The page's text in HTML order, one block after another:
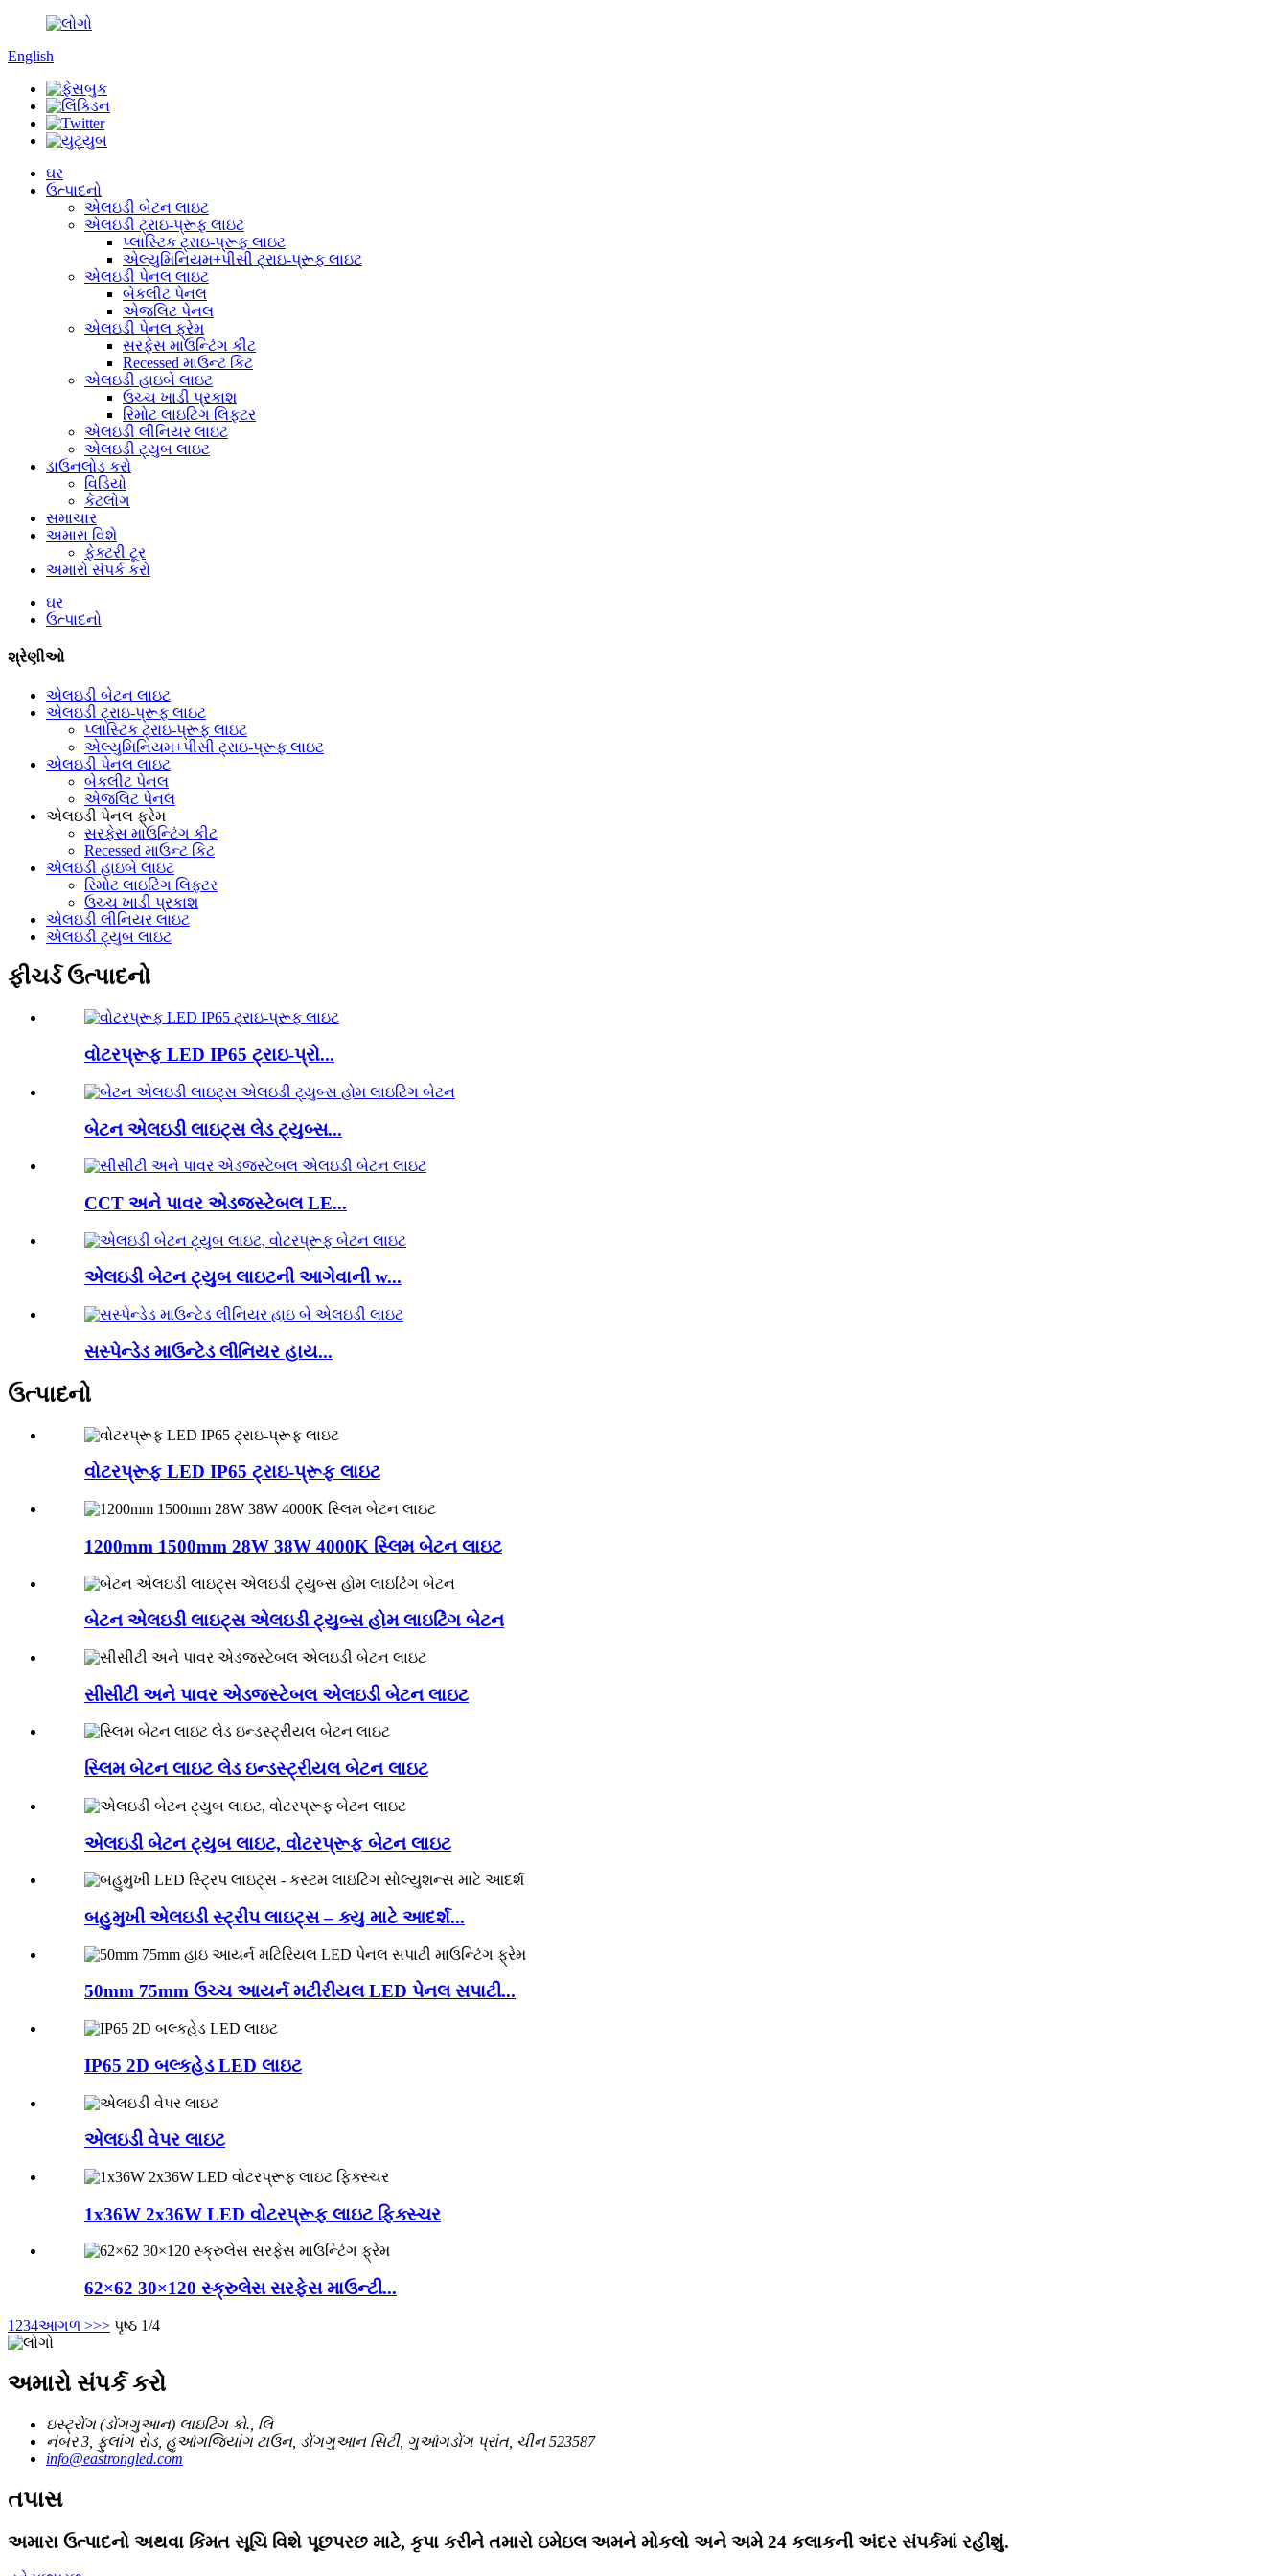
English
ઘર
ઉત્પાદનો
એલઇડી બેટન લાઇટ
એલઇડી ટ્રાઇ-પ્રૂફ લાઇટ
પ્લાસ્ટિક ટ્રાઇ-પ્રૂફ લાઇટ
એલ્યુમિનિયમ+પીસી ટ્રાઇ-પ્રૂફ લાઇટ
એલઇડી પેનલ લાઇટ
બેકલીટ પેનલ
એજલિટ પેનલ
એલઇડી પેનલ ફ્રેમ
સરફેસ માઉન્ટિંગ કીટ
Recessed માઉન્ટ કિટ
એલઇડી હાઇબે લાઇટ
ઉચ્ચ ખાડી પ્રકાશ
રિમોટ લાઇટિંગ લિફ્ટર
એલઇડી લીનિયર લાઇટ
એલઇડી ટ્યુબ લાઇટ
ડાઉનલોડ કરો
વિડિયો
કેટલોગ
સમાચાર
અમારા વિશે
ફેક્ટરી ટૂર
અમારો સંપર્ક કરો
ઘર
ઉત્પાદનો
શ્રેણીઓ
એલઇડી બેટન લાઇટ
એલઇડી ટ્રાઇ-પ્રૂફ લાઇટ
પ્લાસ્ટિક ટ્રાઇ-પ્રૂફ લાઇટ
એલ્યુમિનિયમ+પીસી ટ્રાઇ-પ્રૂફ લાઇટ
એલઇડી પેનલ લાઇટ
બેકલીટ પેનલ
એજલિટ પેનલ
એલઇડી પેનલ ફ્રેમ
સરફેસ માઉન્ટિંગ કીટ
Recessed માઉન્ટ કિટ
એલઇડી હાઇબે લાઇટ
રિમોટ લાઇટિંગ લિફ્ટર
ઉચ્ચ ખાડી પ્રકાશ
એલઇડી લીનિયર લાઇટ
એલઇડી ટ્યુબ લાઇટ
ફીચર્ડ ઉત્પાદનો
વોટરપ્રૂફ LED IP65 ટ્રાઇ-પ્રો...
બેટન એલઇડી લાઇટ્સ લેડ ટ્યુબ્સ...
CCT અને પાવર એડજસ્ટેબલ LE...
એલઇડી બેટન ટ્યુબ લાઇટની આગેવાની w...
સસ્પેન્ડેડ માઉન્ટેડ લીનિયર હાય...
ઉત્પાદનો
વોટરપ્રૂફ LED IP65 ટ્રાઇ-પ્રૂફ લાઇટ
1200mm 1500mm 28W 38W 4000K સ્લિમ બેટન લાઇટ
બેટન એલઇડી લાઇટ્સ એલઇડી ટ્યુબ્સ હોમ લાઇટિંગ બેટન
સીસીટી અને પાવર એડજસ્ટેબલ એલઇડી બેટન લાઇટ
સ્લિમ બેટન લાઇટ લેડ ઇન્ડસ્ટ્રીયલ બેટન લાઇટ
એલઇડી બેટન ટ્યુબ લાઇટ, વોટરપ્રૂફ બેટન લાઇટ
બહુમુખી એલઇડી સ્ટ્રીપ લાઇટ્સ – ક્યુ માટે આદર્શ...
50mm 75mm ઉચ્ચ આયર્ન મટીરીયલ LED પેનલ સપાટી...
IP65 2D બલ્કહેડ LED લાઇટ
એલઇડી વેપર લાઇટ
1x36W 2x36W LED વોટરપ્રૂફ લાઇટ ફિક્સ્ચર
62×62 30×120 સ્ક્રુલેસ સરફેસ માઉન્ટી...
1 234આગળ >>> પૃષ્ઠ 1/4
અમારો સંપર્ક કરો
ઇસ્ટ્રોંગ (ડોંગગુઆન) લાઇટિંગ કો., લિ
નંબર 3, ફુલાંગ રોડ, હુઆંગજિયાંગ ટાઉન, ડોંગગુઆન સિટી, ગુઆંગડોંગ પ્રાંત, ચીન 523587
info@eastrongled.com
તપાસ
અમારા ઉત્પાદનો અથવા કિંમત સૂચિ વિશે પૂછપરછ માટે, કૃપા કરીને તમારો ઇમેઇલ અમને મોકલો અને અમે 24 કલાકની અંદર સંપર્કમાં રહીશું.